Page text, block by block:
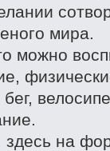
мира.
можно
бег,
на